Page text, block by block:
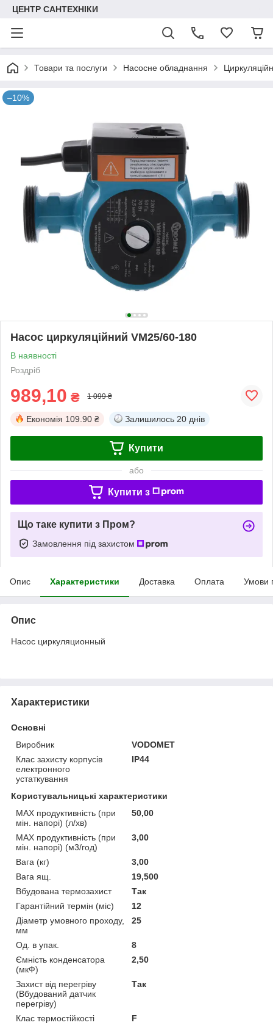
ЦЕНТР САНТЕХНІКИ
Товари та послуги Насосне обладнання
–10%
Насос циркуляційний VM25/60-180
В наявності
Роздріб
989,10 ₴ 1 099 ₴
Економія 109.90 ₴ Залишилось 20 днів
Купити
або
Купити з
Що таке купити з Пром?
Замовлення під захистом
Опис Характеристики Доставка Оплата Умови
Опис
Насос циркуляционный
Характеристики
Основні
Виробник
VODOMET
Клас захисту корпусів
електронного
устаткування
IP44
Користувальницькі характеристики
MAX продуктивність (при
мін. напорі) (л/хв)
50,00
MAX продуктивність (при
мін. напорі) (м3/год)
3,00
Вага (кг)
3,00
Вага ящ.
19,500
Вбудована термозахист
Так
Гарантійний термін (міс)
12
Діаметр умовного проходу,
мм
25
Од. в упак.
8
Ємність конденсатора
(мкФ)
2,50
Захист від перегріву
(Вбудований датчик
перегріву)
Так
Клас термостійкості
F